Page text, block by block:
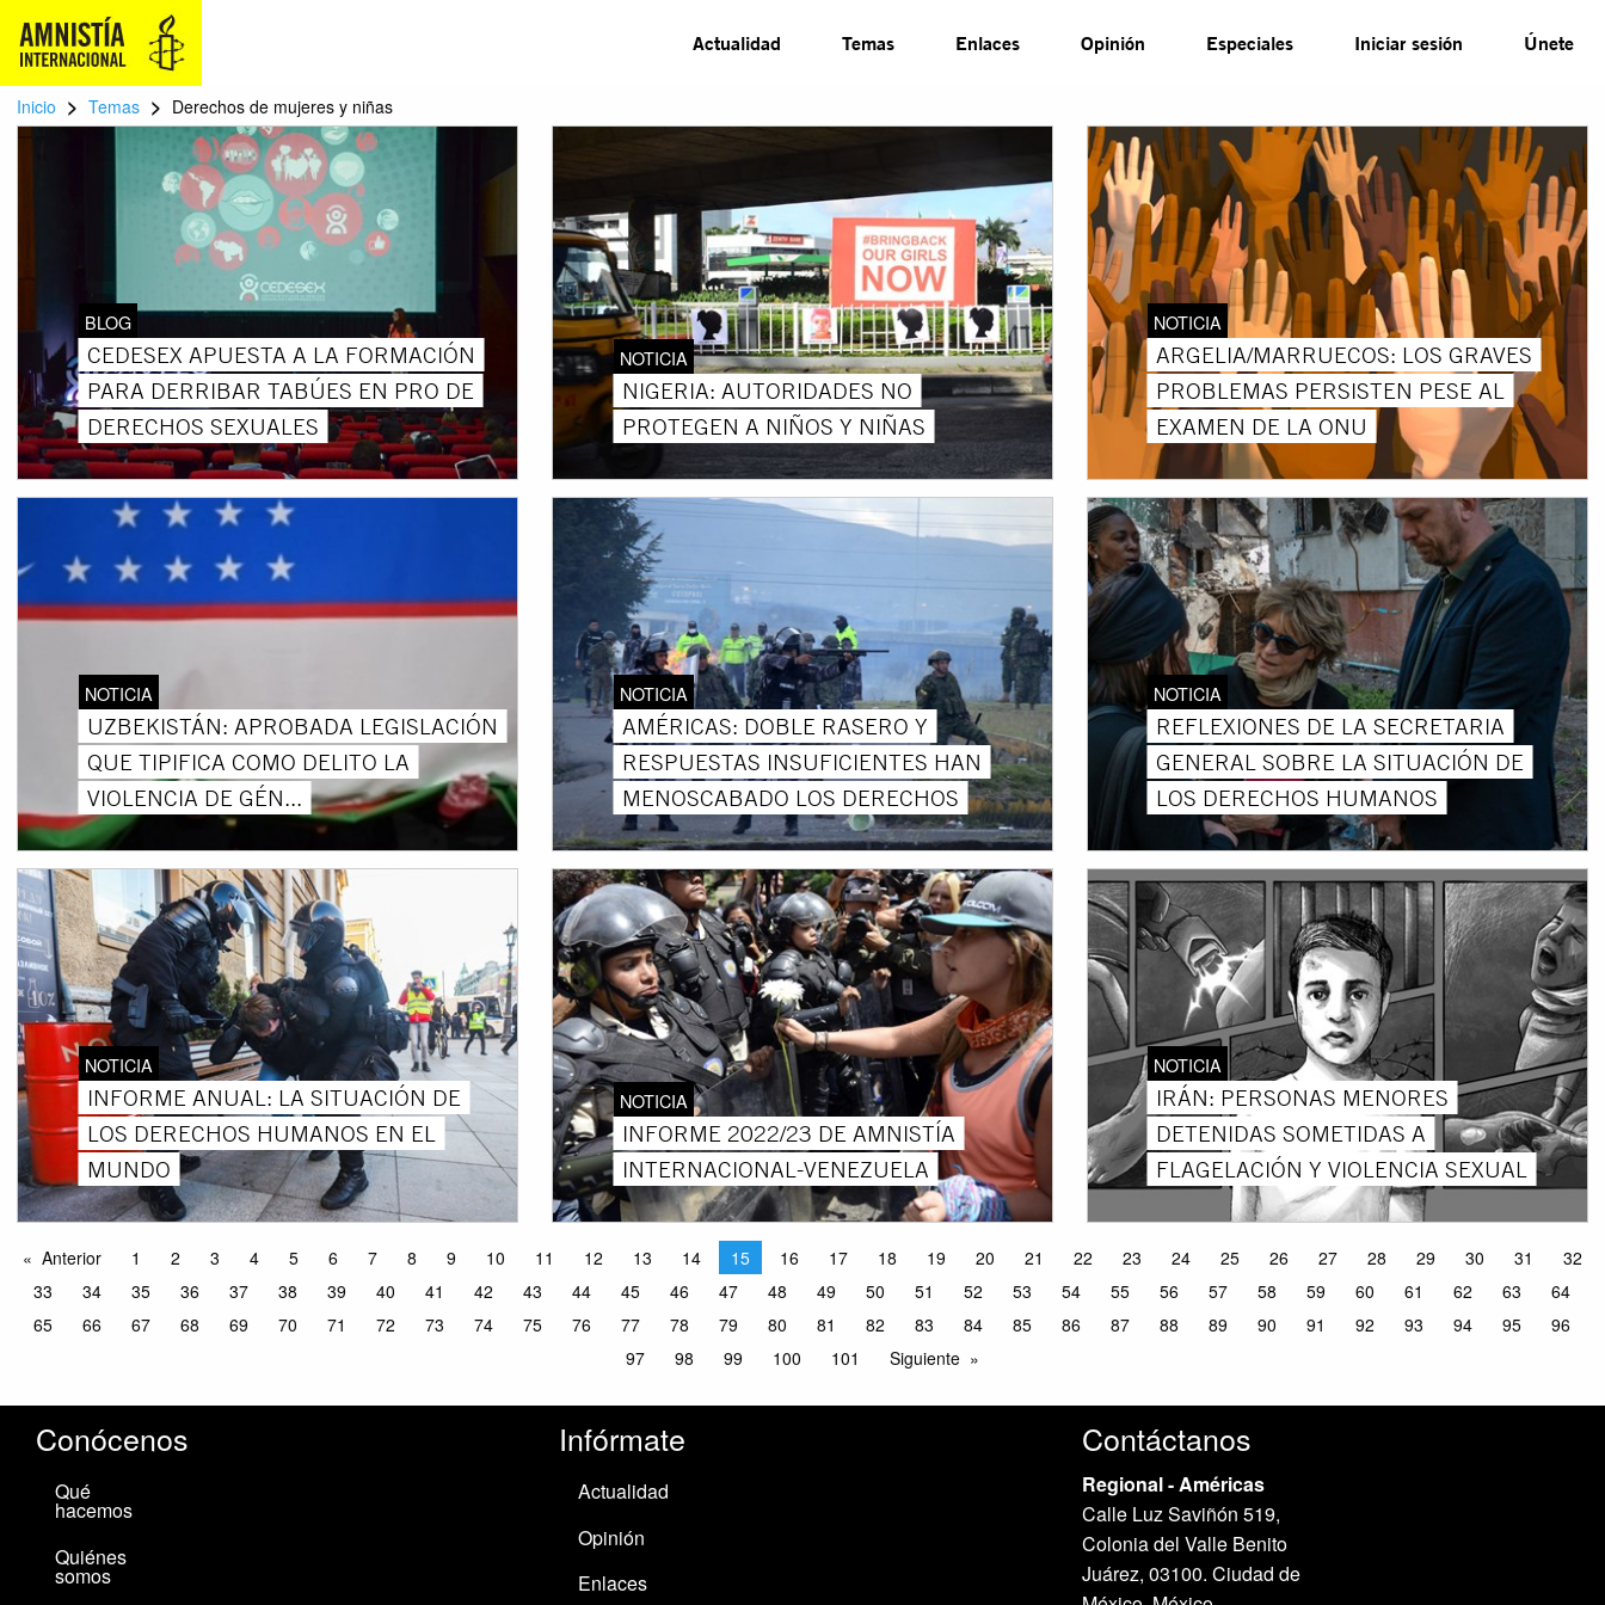
Actualidad Temas Enlaces Opinión Especiales Iniciar sesión Únete
Inicio > Temas > Derechos de mujeres y niñas
BLOG
CEDESEX APUESTA A LA FORMACIÓN
PARA DERRIBAR TABÚES EN PRO DE
DERECHOS SEXUALES
NOTICIA
NIGERIA: AUTORIDADES NO
PROTEGEN A NIÑOS Y NIÑAS
NOTICIA
ARGELIA/MARRUECOS: LOS GRAVES
PROBLEMAS PERSISTEN PESE AL
EXAMEN DE LA ONU
NOTICIA
UZBEKISTÁN: APROBADA LEGISLACIÓN
QUE TIPIFICA COMO DELITO LA
VIOLENCIA DE GÉN...
NOTICIA
AMÉRICAS: DOBLE RASERO Y
RESPUESTAS INSUFICIENTES HAN
MENOSCABADO LOS DERECHOS
NOTICIA
REFLEXIONES DE LA SECRETARIA
GENERAL SOBRE LA SITUACIÓN DE
LOS DERECHOS HUMANOS
NOTICIA
INFORME ANUAL: LA SITUACIÓN DE
LOS DERECHOS HUMANOS EN EL
MUNDO
NOTICIA
INFORME 2022/23 DE AMNISTÍA
INTERNACIONAL-VENEZUELA
NOTICIA
IRÁN: PERSONAS MENORES
DETENIDAS SOMETIDAS A
FLAGELACIÓN Y VIOLENCIA SEXUAL
Anterior 1 2 3 4 5 6 7 8 9 10 11 12 13 14 15 16 17 18 19 20 21 22 23 24 25 26 27 28 29 30 31
32
33
34 35 36 37 38 39 40 41 42 43 44 45 46 47 48 49 50 51 52 53 54 55 56 57 58 59 60 61 62 63
64
65
66 67 68 69 70 71 72 73 74 75 76 77 78 79 80 81 82 83 84 85 86 87 88 89 90 91 92 93 94 95
96
97
98 99 100 101 Siguiente
Conócenos
Qué
hacemos
Quiénes
somos
Infórmate
Actualidad
Opinión
Enlaces
Contáctanos
Regional - Américas
Calle Luz Saviñón 519,
Colonia del Valle Benito
Juárez, 03100. Ciudad de